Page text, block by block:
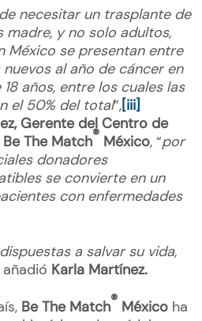
necesitar un trasplante de
madre, y no solo adultos,
México se presentan entre
al año de cáncer en
años, entre los cuales las
el 50% del total”,[iii]
Gerente del Centro de
The Match® México, “por
donadores
se convierte en un
con enfermedades
a salvar su vida,
añadió Karla Martínez.
Be The Match® México ha